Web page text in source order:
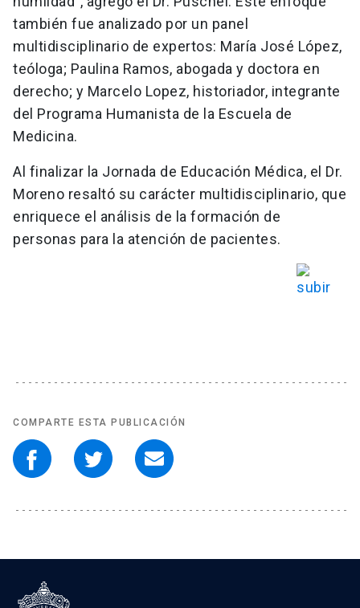
también fue analizado por un panel
multidisciplinario de expertos: María José López,
teóloga; Paulina Ramos, abogada y doctora en
derecho; y Marcelo Lopez, historiador, integrante
del Programa Humanista de la Escuela de
Medicina.
Al finalizar la Jornada de Educación Médica, el Dr.
Moreno resaltó su carácter multidisciplinario, que
enriquece el análisis de la formación de
personas para la atención de pacientes.
COMPARTE ESTA PUBLICACIÓN